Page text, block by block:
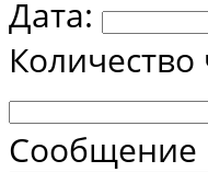
Дата:
Количество
Сообщение